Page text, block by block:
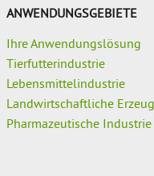
ANWENDUNGSGEBIETE
Ihre Anwendungslösung
Tierfutterindustrie
Lebensmittelindustrie
Landwirtschaftliche
Pharmazeutische Industrie